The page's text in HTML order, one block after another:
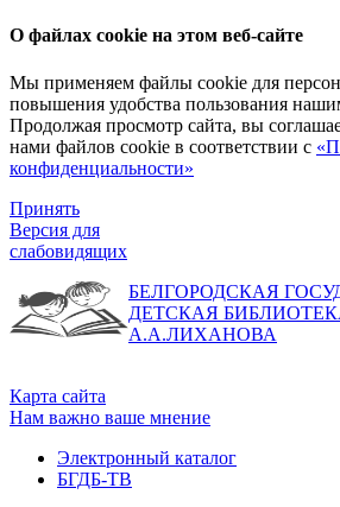
О файлах cookie на этом веб-сайте
Мы применяем файлы cookie для
повышения удобства пользования
Продолжая просмотр сайта, вы
нами файлов cookie в соответствии с
конфиденциальности»
Принять
Версия для
слабовидящих
БЕЛГОРОДСКАЯ
ДЕТСКАЯ
А.А.ЛИХАНОВА
Карта сайта
Нам важно ваше мнение
Электронный каталог
БГДБ-ТВ